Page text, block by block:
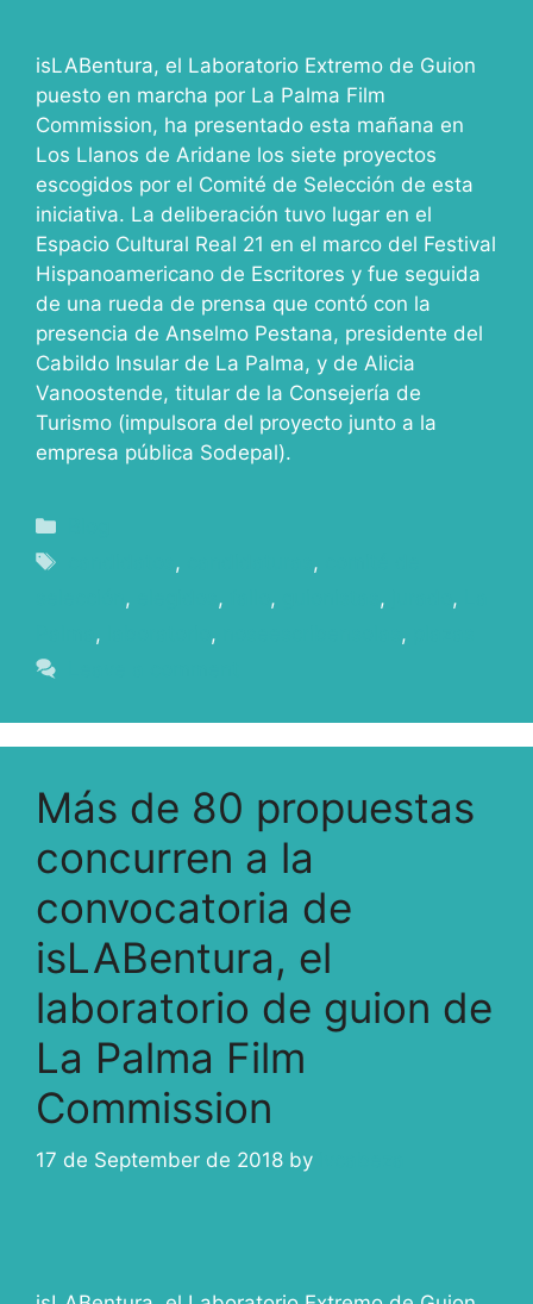
isLABentura, el Laboratorio Extremo de Guion
puesto en marcha por La Palma Film
Commission, ha presentado esta mañana en
Los Llanos de Aridane los siete proyectos
escogidos por el Comité de Selección de esta
iniciativa. La deliberación tuvo lugar en el
Espacio Cultural Real 21 en el marco del Festival
Hispanoamericano de Escritores y fue seguida
de una rueda de prensa que contó con la
presencia de Anselmo Pestana, presidente del
Cabildo Insular de La Palma, y de Alicia
Vanoostende, titular de la Consejería de
Turismo (impulsora del proyecto junto a la
empresa pública Sodepal).
, ,
, , , , ,
, , ,
Más de 80 propuestas
concurren a la
convocatoria de
isLABentura, el
laboratorio de guion de
La Palma Film
Commission
17 de September de 2018 by